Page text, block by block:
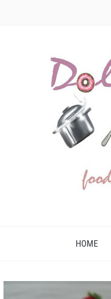
HOME